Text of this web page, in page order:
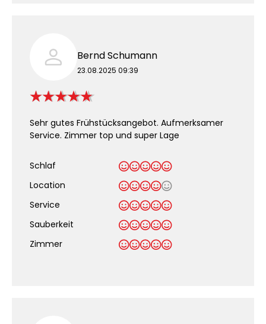
Bernd Schumann
23.08.2025 09:39
Sehr gutes Frühstücksangebot. Aufmerksamer
Service. Zimmer top und super Lage
Schlaf
Location
Service
Sauberkeit
Zimmer